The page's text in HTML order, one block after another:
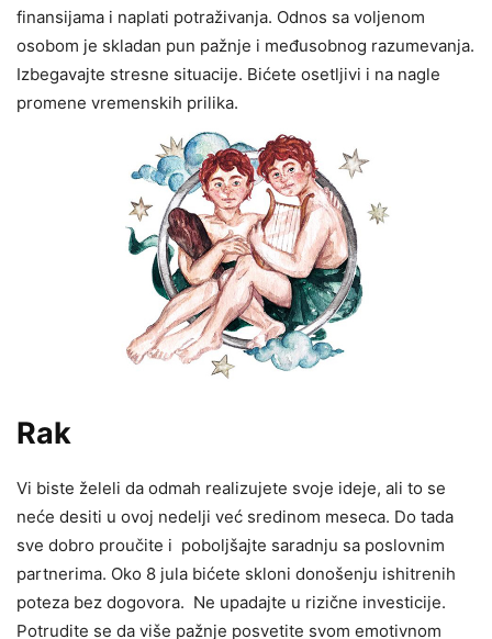
finansijama i naplati potraživanja. Odnos sa voljenom
osobom je skladan pun pažnje i međusobnog razumevanja.
Izbegavajte stresne situacije. Bićete osetljivi i na nagle
promene vremenskih prilika.
Rak
Vi biste želeli da odmah realizujete svoje ideje, ali to se
neće desiti u ovoj nedelji već sredinom meseca. Do tada
sve dobro proučite i poboljšajte saradnju sa poslovnim
partnerima. Oko 8 jula bićete skloni donošenju ishitrenih
poteza bez dogovora. Ne upadajte u rizične investicije.
Potrudite se da više pažnje posvetite svom emotivnom